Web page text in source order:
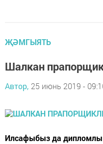
ҖӘМГЫЯТЬ
Шалкан
Автор, 25 июнь 2019 -
Илсафыбыз да